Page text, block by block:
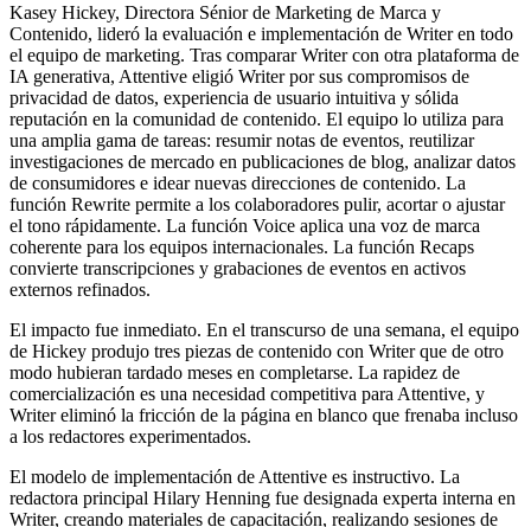
Kasey Hickey, Directora Sénior de Marketing de Marca y
Contenido, lideró la evaluación e implementación de Writer en todo
el equipo de marketing. Tras comparar Writer con otra plataforma de
IA generativa, Attentive eligió Writer por sus compromisos de
privacidad de datos, experiencia de usuario intuitiva y sólida
reputación en la comunidad de contenido. El equipo lo utiliza para
una amplia gama de tareas: resumir notas de eventos, reutilizar
investigaciones de mercado en publicaciones de blog, analizar datos
de consumidores e idear nuevas direcciones de contenido. La
función Rewrite permite a los colaboradores pulir, acortar o ajustar
el tono rápidamente. La función Voice aplica una voz de marca
coherente para los equipos internacionales. La función Recaps
convierte transcripciones y grabaciones de eventos en activos
externos refinados.
El impacto fue inmediato. En el transcurso de una semana, el equipo
de Hickey produjo tres piezas de contenido con Writer que de otro
modo hubieran tardado meses en completarse. La rapidez de
comercialización es una necesidad competitiva para Attentive, y
Writer eliminó la fricción de la página en blanco que frenaba incluso
a los redactores experimentados.
El modelo de implementación de Attentive es instructivo. La
redactora principal Hilary Henning fue designada experta interna en
Writer, creando materiales de capacitación, realizando sesiones de